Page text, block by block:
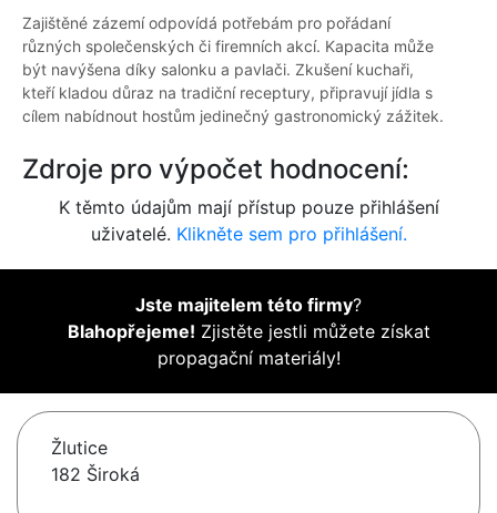
Zajištěné zázemí odpovídá potřebám pro pořádaní
různých společenských či firemních akcí. Kapacita může
být navýšena díky salonku a pavlači. Zkušení kuchaři,
kteří kladou důraz na tradiční receptury, připravují jídla s
cílem nabídnout hostům jedinečný gastronomický zážitek.
Zdroje pro výpočet hodnocení:
K těmto údajům mají přístup pouze přihlášení
uživatelé. Klikněte sem pro přihlášení.
Jste majitelem této firmy?
Blahopřejeme! Zjistěte jestli můžete získat
propagační materiály!
Žlutice
182 Široká